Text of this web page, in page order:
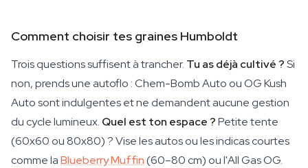
Comment choisir tes graines Humboldt
Trois questions suffisent à trancher. Tu as déjà cultivé ?Si
non, prends une autoflo : Chem-Bomb Auto ou OG Kush
Auto sont indulgentes et ne demandent aucune gestion
du cycle lumineux. Quel est ton espace ?Petite tente
(60x60 ou 80x80) ? Vise les autos ou les indicas courtes
comme laBlueberry Muffin(60–80 cm) ou l'All Gas OG.